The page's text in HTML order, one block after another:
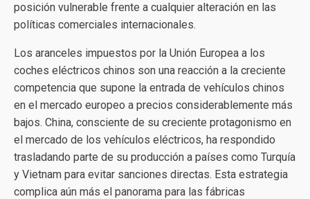
posición vulnerable frente a cualquier alteración en las
políticas comerciales internacionales.
Los aranceles impuestos por la Unión Europea a los
coches eléctricos chinos son una reacción a la creciente
competencia que supone la entrada de vehículos chinos
en el mercado europeo a precios considerablemente más
bajos. China, consciente de su creciente protagonismo en
el mercado de los vehículos eléctricos, ha respondido
trasladando parte de su producción a países como Turquía
y Vietnam para evitar sanciones directas. Esta estrategia
complica aún más el panorama para las fábricas